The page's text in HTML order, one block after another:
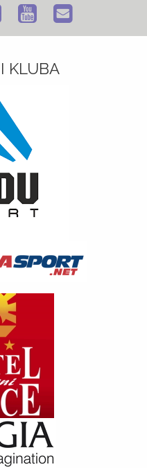
KLUBA